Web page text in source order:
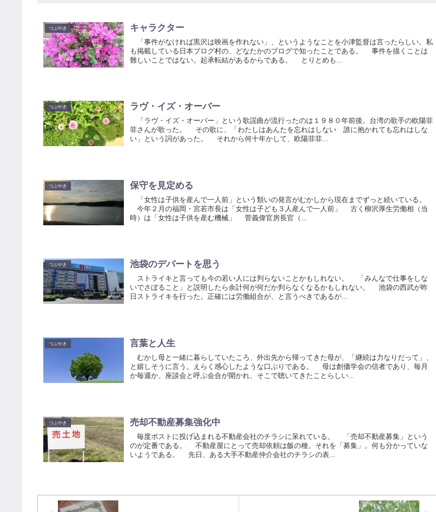
つぶやき キャラクター
「事件がなければ黒沢は映画を作れない」、というようなことを小津監督は言ったらしい。私
も掲載している日本ブログ村の、どなたかのブログで知ったことである。 事件を描くことは
難しいことではない。起承転結があるからである。 とりとめも...
つぶやき ラヴ・イズ・オーバー
「ラヴ・イズ・オーバー」という歌謡曲が流行ったのは１９８０年前後。台湾の歌手の欧陽菲
菲さんが歌った。 その歌に、「わたしはあんたを忘れはしない 誰に抱かれても忘れはしな
い」という詞があった。 それから何十年かして、欧陽菲菲...
つぶやき 保守を見定める
「女性は子供を産んで一人前」という類いの発言がむかしから現在までずっと続いている。
今年２月の福岡・宮若市長は「女性は子ども３人産んで一人前」 古く柳沢厚生労働相（当
時）は「女性は子供を産む機械」 菅義偉官房長官（...
つぶやき 池袋のデパートを思う
ストライキと言っても今の若い人には判らないことかもしれない。 「みんなで仕事をしな
いでさぼること」と説明したら余計何が何だか判らなくなるかもしれない。 池袋の西武が昨
日ストライキを行った。正確には労働組合が、と言うべきであるが...
つぶやき 言葉と人生
むかし母と一緒に暮らしていたころ、外出先から帰ってきた母が、「継続は力なりだって」、
と嬉しそうに言う。えらく感心したような口ぶりである。 母は創価学会の信者であり、毎月
か毎週か、座談会と呼ぶ会合が開かれ、そこで聴いてきたことらしい...
つぶやき 売却不動産募集強化中
毎度ポストに投げ込まれる不動産会社のチラシに呆れている。 「売却不動産募集」という
のが定番である。 不動産屋にとって売却依頼は飯の種。それを「募集」。何も分かっていな
いようである。 先日、ある大手不動産仲介会社のチラシの表...